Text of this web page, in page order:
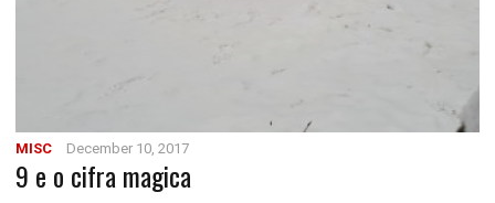
MISC December 10, 2017
9 e o cifra magica